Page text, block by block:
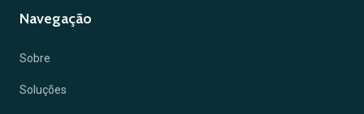
Navegação
Sobre
Soluções